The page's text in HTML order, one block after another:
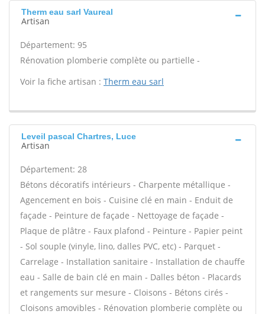
Therm eau sarl Vaureal
Artisan
Département: 95
Rénovation plomberie complète ou partielle -
Voir la fiche artisan : Therm eau sarl
Leveil pascal Chartres, Luce
Artisan
Département: 28
Bétons décoratifs intérieurs - Charpente métallique -
Agencement en bois - Cuisine clé en main - Enduit de
façade - Peinture de façade - Nettoyage de façade -
Plaque de plâtre - Faux plafond - Peinture - Papier peint
- Sol souple (vinyle, lino, dalles PVC, etc) - Parquet -
Carrelage - Installation sanitaire - Installation de chauffe
eau - Salle de bain clé en main - Dalles béton - Placards
et rangements sur mesure - Cloisons - Bétons cirés -
Cloisons amovibles - Rénovation plomberie complète ou